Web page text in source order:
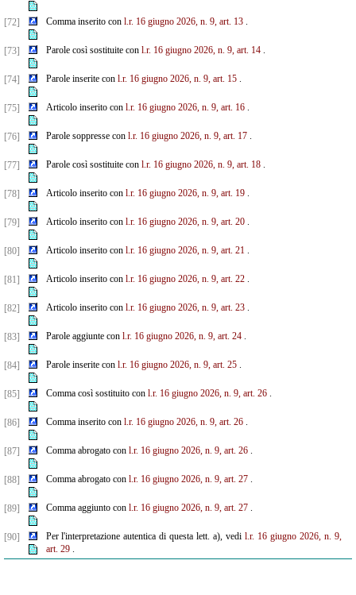
[72] Comma inserito con l.r. 16 giugno 2026, n. 9, art. 13.
[73] Parole così sostituite con l.r. 16 giugno 2026, n. 9, art. 14.
[74] Parole inserite con l.r. 16 giugno 2026, n. 9, art. 15.
[75] Articolo inserito con l.r. 16 giugno 2026, n. 9, art. 16.
[76] Parole soppresse con l.r. 16 giugno 2026, n. 9, art. 17.
[77] Parole così sostituite con l.r. 16 giugno 2026, n. 9, art. 18.
[78] Articolo inserito con l.r. 16 giugno 2026, n. 9, art. 19.
[79] Articolo inserito con l.r. 16 giugno 2026, n. 9, art. 20.
[80] Articolo inserito con l.r. 16 giugno 2026, n. 9, art. 21.
[81] Articolo inserito con l.r. 16 giugno 2026, n. 9, art. 22.
[82] Articolo inserito con l.r. 16 giugno 2026, n. 9, art. 23.
[83] Parole aggiunte con l.r. 16 giugno 2026, n. 9, art. 24.
[84] Parole inserite con l.r. 16 giugno 2026, n. 9, art. 25.
[85] Comma così sostituito con l.r. 16 giugno 2026, n. 9, art. 26.
[86] Comma inserito con l.r. 16 giugno 2026, n. 9, art. 26.
[87] Comma abrogato con l.r. 16 giugno 2026, n. 9, art. 26.
[88] Comma abrogato con l.r. 16 giugno 2026, n. 9, art. 27.
[89] Comma aggiunto con l.r. 16 giugno 2026, n. 9, art. 27.
[90] Per l'interpretazione autentica di questa lett. a), vedil.r. 16 giugno 2026, n. 9,
art. 29.